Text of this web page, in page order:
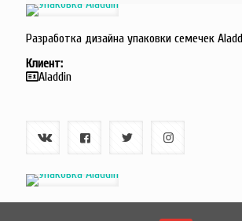
Разработка дизайна упаковки семечек
Клиент:
Aladdin